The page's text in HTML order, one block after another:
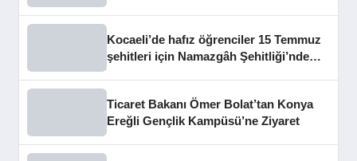
Kocaeli’de hafız öğrenciler 15 Temmuz
şehitleri için Namazgâh Şehitliği’nde
Ticaret Bakanı Ömer Bolat’tan Konya
Ereğli Gençlik Kampüsü’ne Ziyaret